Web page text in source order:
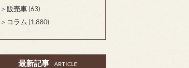
販売車 (63)
コラム (1,880)
最新記事 ARTICLE